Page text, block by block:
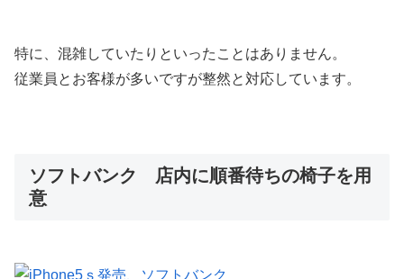
特に、混雑していたりといったことはありません。
従業員とお客様が多いですが整然と対応しています。
ソフトバンク 店内に順番待ちの椅子を用
意